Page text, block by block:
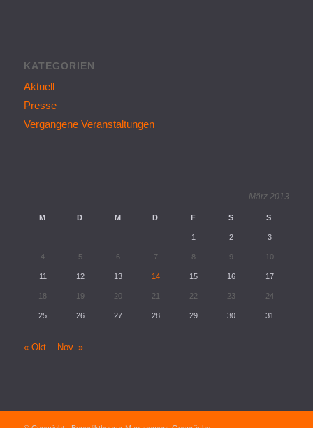
KATEGORIEN
Aktuell
Presse
Vergangene Veranstaltungen
März 2013
M D M D F S S
1 2 3
4 5 6 7 8 9 10
11 12 13 14 15 16 17
18 19 20 21 22 23 24
25 26 27 28 29 30 31
« Okt. Nov. »